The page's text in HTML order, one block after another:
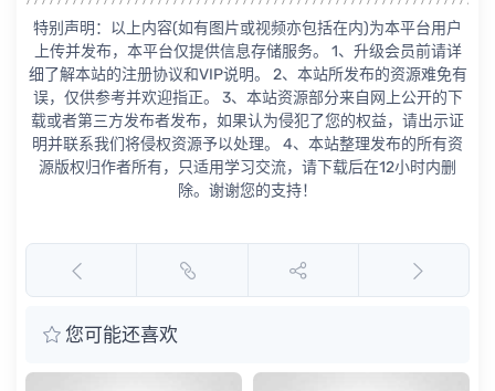
特别声明：以上内容(如有图片或视频亦包括在内)为本平台用户
上传并发布，本平台仅提供信息存储服务。 1、升级会员前请详
细了解本站的注册协议和VIP说明。 2、本站所发布的资源难免有
误，仅供参考并欢迎指正。 3、本站资源部分来自网上公开的下
载或者第三方发布者发布，如果认为侵犯了您的权益，请出示证
明并联系我们将侵权资源予以处理。 4、本站整理发布的所有资
源版权归作者所有，只适用学习交流，请下载后在12小时内删
除。谢谢您的支持！
您可能还喜欢